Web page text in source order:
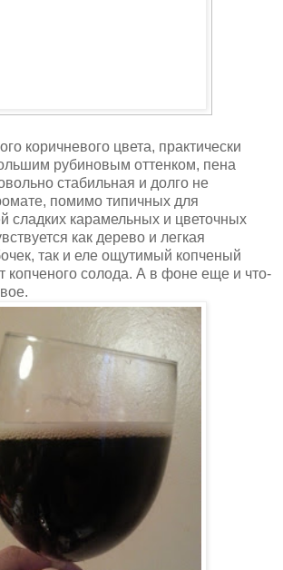
коричневого цвета, практически
рубиновым оттенком, пена
стабильная и долго не
помимо типичных для
сладких карамельных и цветочных
как дерево и легкая
так и еле ощутимый копченый
копченого солода. А в фоне еще и что-